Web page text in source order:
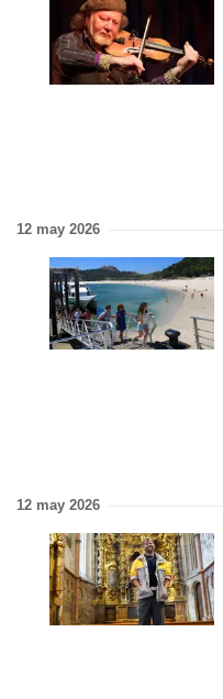
12 may 2026
12 may 2026